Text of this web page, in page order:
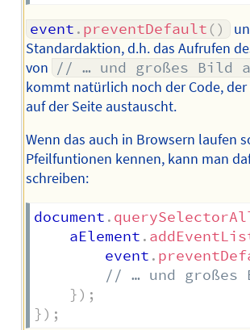
event . preventDefault ()
Standardaktion, d.h. das Aufrufen
von // … und großes Bild
kommt natürlich noch der Code,
auf der Seite austauscht.
Wenn das auch in Browsern laufen
Pfeilfuntionen kennen, kann man
schreiben:
document .
	aElement
.
		event
.
// … und großes
}) ;
}) ;